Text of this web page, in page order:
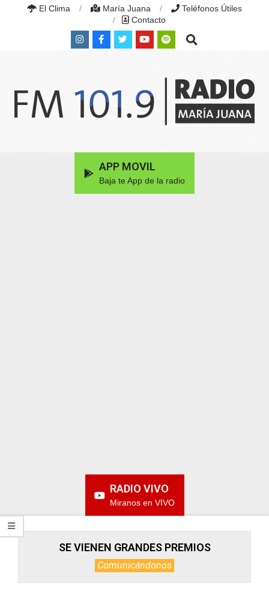
El Clima María Juana
Teléfonos Útiles
Contacto
Search
APP MOVIL
Baja te App de la radio
RADIO VIVO
Miranos en VIVO
SE VIENEN GRANDES PREMIOS
Comunicándonos